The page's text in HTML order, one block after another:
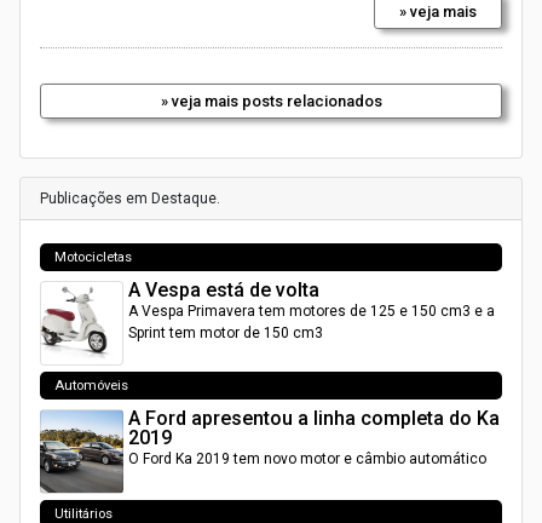
» veja mais
» veja mais posts relacionados
Publicações em Destaque.
Motocicletas
A Vespa está de volta
A Vespa Primavera tem motores de 125 e 150 cm3 e a
Sprint tem motor de 150 cm3
Automóveis
A Ford apresentou a linha completa do Ka
2019
O Ford Ka 2019 tem novo motor e câmbio automático
Utilitários